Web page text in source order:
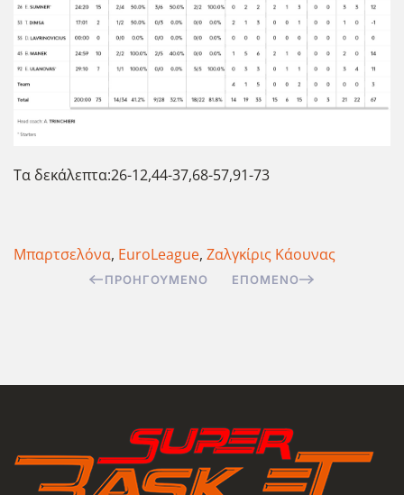
Τα δεκάλεπτα:26-12,44-37,68-57,91-73
Μπαρτσελόνα, EuroLeague, Ζαλγκίρις Κάουνας
ΠΡΟΗΓΟΎΜΕΝΟ ΕΠΌΜΕΝΟ